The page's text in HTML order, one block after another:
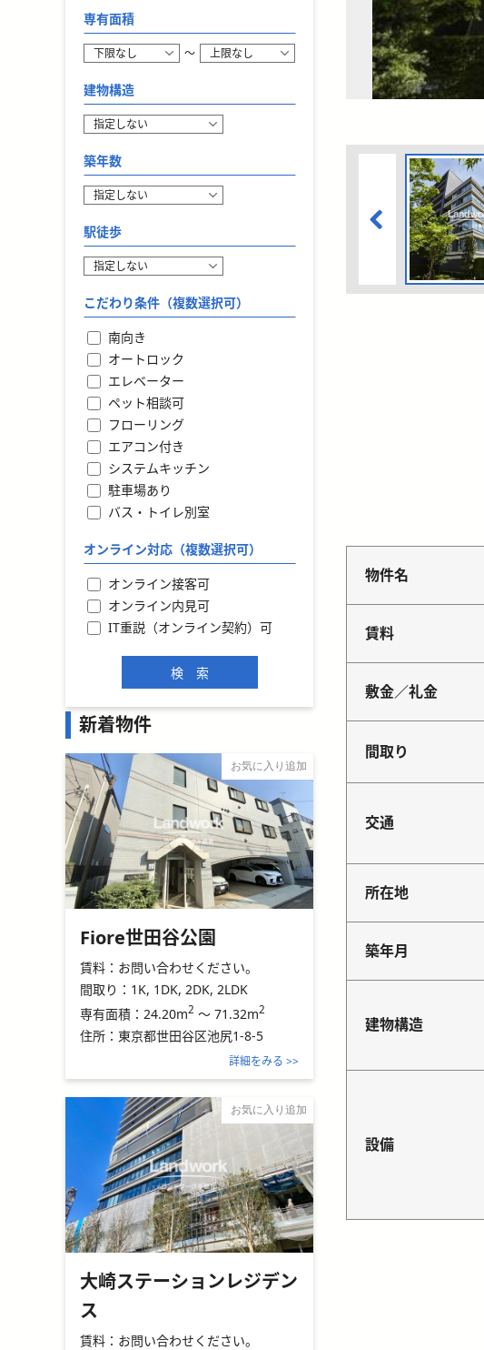
物件名
賃料
敷金／礼金
間取り
交通
所在地
築年月
建物構造
設備
専有面積
〜
建物構造
築年数
駅徒歩
こだわり条件（複数選択可）
南向き
オートロック
エレベーター
ペット相談可
フローリング
エアコン付き
システムキッチン
駐車場あり
バス・トイレ別室
オンライン対応（複数選択可）
オンライン接客可
オンライン内見可
IT重説（オンライン契約）可
新着物件
お気に入り追加
Fiore世田谷公園
賃料： お問い合わせください。
間取り： 1K, 1DK, 2DK, 2LDK
専有面積： 24.20m2 ～ 71.32m2
住所： 東京都世田谷区池尻1-8-5
詳細をみる >>
お気に入り追加
大崎ステーションレジデン
ス
賃料： お問い合わせください。